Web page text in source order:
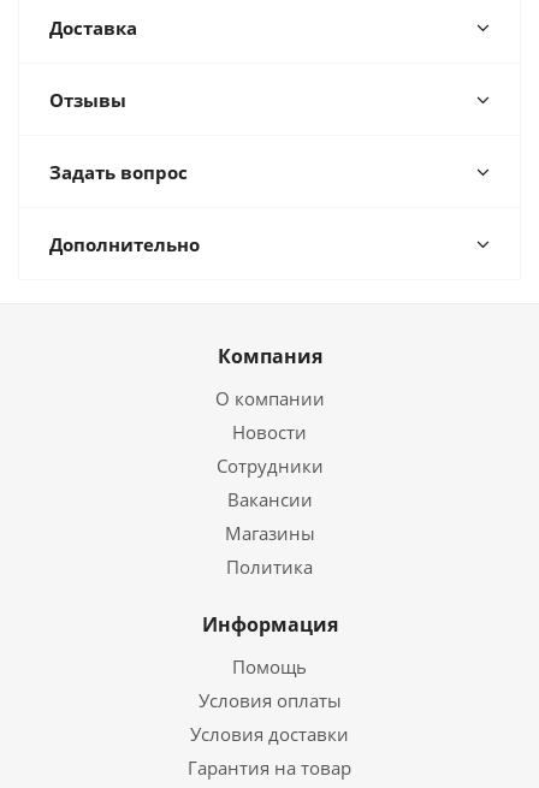
Доставка
Отзывы
Задать вопрос
Дополнительно
Компания
О компании
Новости
Сотрудники
Вакансии
Магазины
Политика
Информация
Помощь
Условия оплаты
Условия доставки
Гарантия на товар